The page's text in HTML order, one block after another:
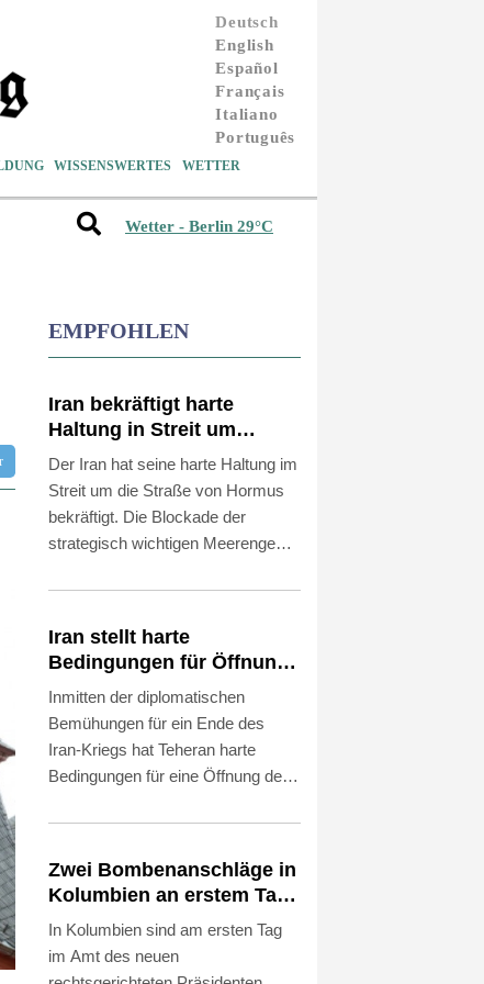
Deutsch
English
Español
Français
Italiano
Português
WISSENSWERTES WETTER
Wetter - Berlin 29°C
EMPFOHLEN
Iran bekräftigt harte
Haltung in Streit um
Straße von Hormus
Der Iran hat seine harte Haltung im
Streit um die Straße von Hormus
bekräftigt. Die Blockade der
strategisch wichtigen Meerenge
Feind alle unsere Bedingungen
iranischen Revolutionsgarden,
Hossein Mohebi, am Sonntag nach
Angaben des Staatsfernsehens.
"Die Meerenge ist für uns derzeit
ein Kriegsschauplatz und nicht nur
eine Wasserstraße."
Iran stellt harte
Bedingungen für Öffnung
der Straße von Hormus
Inmitten der diplomatischen
Bemühungen für ein Ende des
Iran-Kriegs hat Teheran harte
Bedingungen für eine Öffnung der
Außenminister Abbas Araghtschi
anderem "Entschädigungen" für
Verstöße der USA gegen das im
Juni besiegelte
Rahmenabkommen zwischen
Zwei Bombenanschläge in
Kolumbien an erstem Tag
im Amt des neuen
Präsidenten Espriella
In Kolumbien sind am ersten Tag
im Amt des neuen